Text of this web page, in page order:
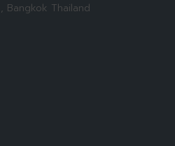
Bangkok Thailand